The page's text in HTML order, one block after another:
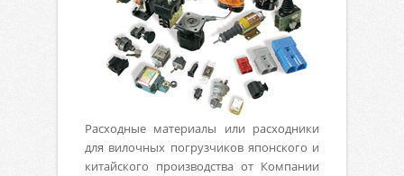
Расходные материалы или расходники
для вилочных погрузчиков японского и
китайского производства от Компании